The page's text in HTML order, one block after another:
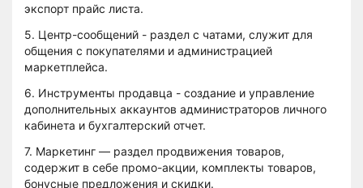
экспорт прайс листа.
5. Центр-сообщений - раздел с чатами, служит для
общения с покупателями и администрацией
маркетплейса.
6. Инструменты продавца - создание и управление
дополнительных аккаунтов администраторов личного
кабинета и бухгалтерский отчет.
7. Маркетинг — раздел продвижения товаров,
содержит в себе промо-акции, комплекты товаров,
бонусные предложения и скидки.